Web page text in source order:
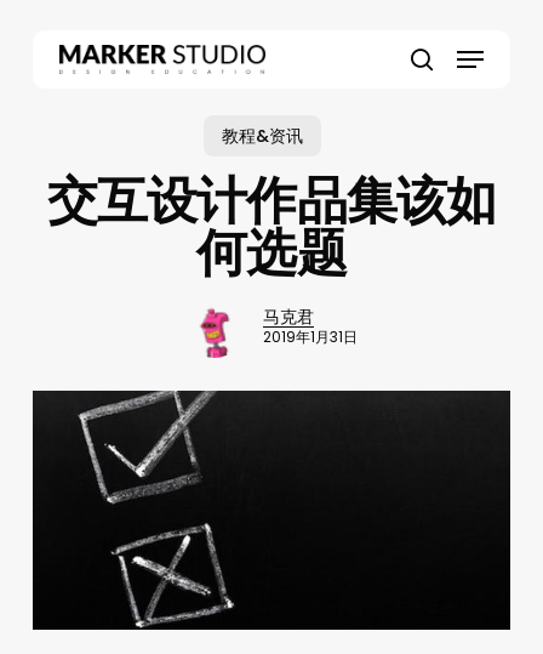
Menu
教程&资讯
交互设计作品集该如
何选题
马克君
2019年1月31日